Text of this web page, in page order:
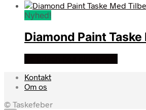
Nyhed!
Diamond Paint
Kontakt
Om os
© Taskefeber